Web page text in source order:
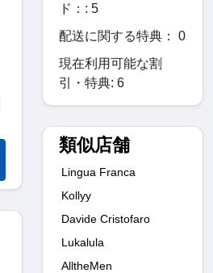
ド：: 5
配送に関する特典： 0
現在利用可能な割
引・特典: 6
類似店舗
Lingua Franca
Kollyy
Davide Cristofaro
Lukalula
AlltheMen